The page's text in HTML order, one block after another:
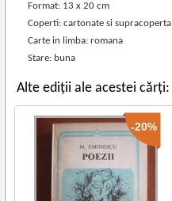
Format: 13 x 20 cm
Coperti: cartonate si supracoperta
Carte in limba: romana
Stare: buna
Alte ediții ale acestei cărți:
-20%